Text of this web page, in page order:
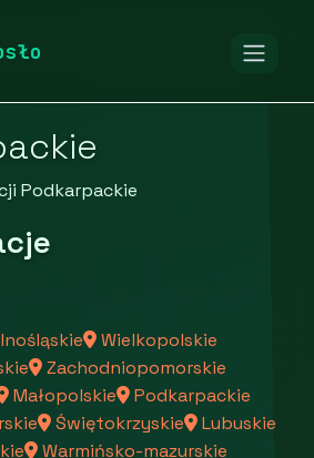
Podkarpackie
Wielkopolskie
Zachodniopomorskie
Małopolskie
Podkarpackie
Świętokrzyskie
Lubuskie
Warmińsko-mazurskie